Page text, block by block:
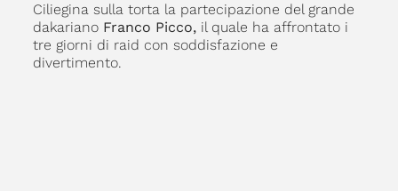
Ciliegina sulla torta la partecipazione del grande
dakariano Franco Picco,il quale ha affrontato i
tre giorni di raid con soddisfazione e
divertimento.